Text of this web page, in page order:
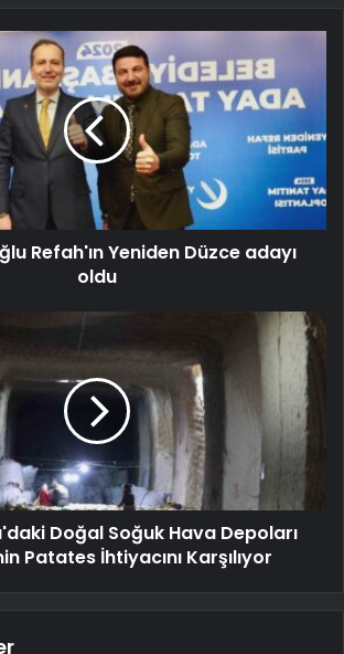
Refah'ın Yeniden Düzce adayı
oldu
Doğal Soğuk Hava Depoları
Patates İhtiyacını Karşılıyor